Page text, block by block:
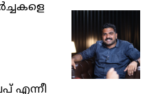
എന്നീ